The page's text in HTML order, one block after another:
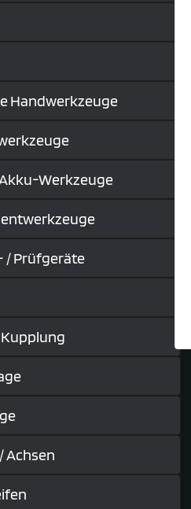
Handwerkzeuge
Werkzeuge
/ Prüfgeräte
Achsen